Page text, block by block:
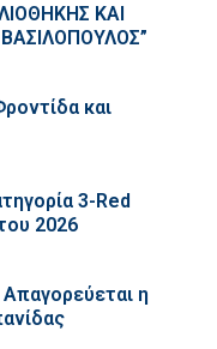
ΚΑΙ
και
3-Red
2026
η